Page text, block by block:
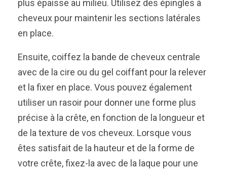
plus épaisse au milieu. Utilisez des épingles à
cheveux pour maintenir les sections latérales
en place.
Ensuite, coiffez la bande de cheveux centrale
avec de la cire ou du gel coiffant pour la relever
et la fixer en place. Vous pouvez également
utiliser un rasoir pour donner une forme plus
précise à la crête, en fonction de la longueur et
de la texture de vos cheveux. Lorsque vous
êtes satisfait de la hauteur et de la forme de
votre crête, fixez-la avec de la laque pour une